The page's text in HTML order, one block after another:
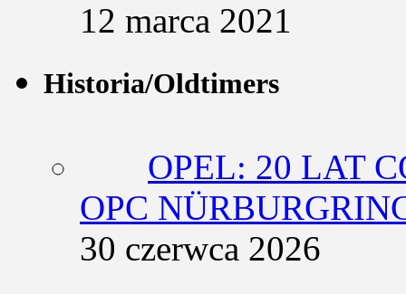
12 marca 2021
Historia/Oldtimers
OPEL: 20 LAT
OPC
30 czerwca 2026